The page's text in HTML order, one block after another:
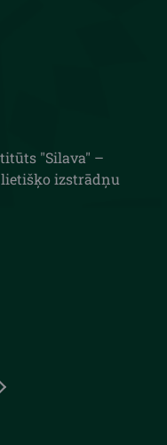
"Silava" –
izstrādņu